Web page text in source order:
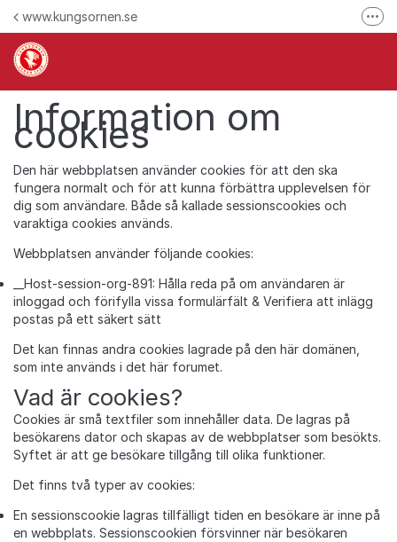
Hoppa till innehåll
www.kungsornen.se
Följ oss på Instagram
Information om
cookies
Den här webbplatsen använder cookies för att den ska
fungera normalt och för att kunna förbättra upplevelsen för
dig som användare. Både så kallade sessionscookies och
varaktiga cookies används.
Webbplatsen använder följande cookies:
__Host-session-org-891: Hålla reda på om användaren är
inloggad och förifylla vissa formulärfält & Verifiera att inlägg
postas på ett säkert sätt
Det kan finnas andra cookies lagrade på den här domänen,
som inte används i det här forumet.
Vad är cookies?
Cookies är små textfiler som innehåller data. De lagras på
besökarens dator och skapas av de webbplatser som besökts.
Syftet är att ge besökare tillgång till olika funktioner.
Det finns två typer av cookies:
En sessionscookie lagras tillfälligt tiden en besökare är inne på
en webbplats. Sessionscookien försvinner när besökaren